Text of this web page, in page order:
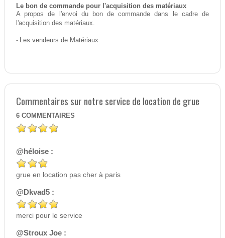
Le bon de commande pour l'acquisition des matériaux
A propos de l'envoi du bon de commande dans le cadre de
l'acquisition des matériaux.
- Les vendeurs de Matériaux
Commentaires sur notre service de location de grue
6 COMMENTAIRES
@héloise :
grue en location pas cher à paris
@Dkvad5 :
merci pour le service
@Stroux Joe :